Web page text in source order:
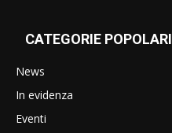
CATEGORIE POPOLARI
News
In evidenza
Eventi